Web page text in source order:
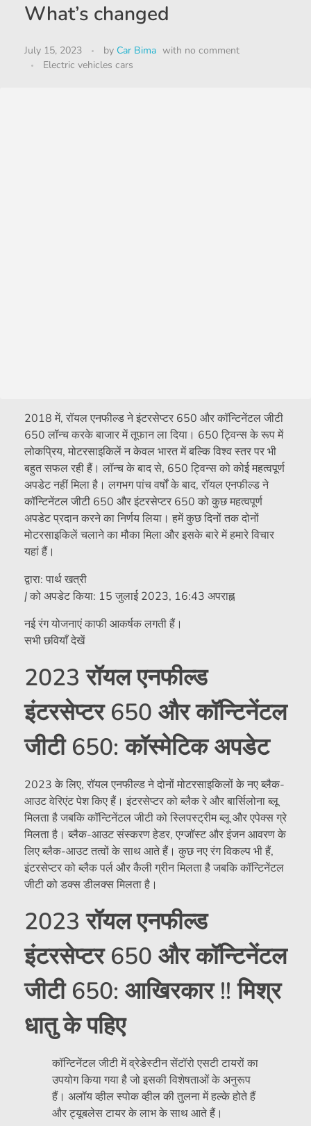
What’s changed
July 15, 2023 by Car Bima with no comment
Electric vehicles cars
2018 में, रॉयल एनफील्ड ने इंटरसेप्टर 650 और कॉन्टिनेंटल जीटी
650 लॉन्च करके बाजार में तूफान ला दिया। 650 ट्विन्स के रूप में
लोकप्रिय, मोटरसाइकिलें न केवल भारत में बल्कि विश्व स्तर पर भी
बहुत सफल रही हैं। लॉन्च के बाद से, 650 ट्विन्स को कोई महत्वपूर्ण
अपडेट नहीं मिला है। लगभग पांच वर्षों के बाद, रॉयल एनफील्ड ने
कॉन्टिनेंटल जीटी 650 और इंटरसेप्टर 650 को कुछ महत्वपूर्ण
अपडेट प्रदान करने का निर्णय लिया। हमें कुछ दिनों तक दोनों
मोटरसाइकिलें चलाने का मौका मिला और इसके बारे में हमारे विचार
यहां हैं।
द्वारा: पार्थ खत्री
|को अपडेट किया: 15 जुलाई 2023, 16:43 अपराह्न
नई रंग योजनाएं काफी आकर्षक लगती हैं।
सभी छवियाँ देखें
2023 रॉयल एनफील्ड
इंटरसेप्टर 650 और कॉन्टिनेंटल
जीटी 650: कॉस्मेटिक अपडेट
2023 के लिए, रॉयल एनफील्ड ने दोनों मोटरसाइकिलों के नए ब्लैक-
आउट वेरिएंट पेश किए हैं। इंटरसेप्टर को ब्लैक रे और बार्सिलोना ब्लू
मिलता है जबकि कॉन्टिनेंटल जीटी को स्लिपस्ट्रीम ब्लू और एपेक्स ग्रे
मिलता है। ब्लैक-आउट संस्करण हेडर, एग्जॉस्ट और इंजन आवरण के
लिए ब्लैक-आउट तत्वों के साथ आते हैं। कुछ नए रंग विकल्प भी हैं,
इंटरसेप्टर को ब्लैक पर्ल और कैली ग्रीन मिलता है जबकि कॉन्टिनेंटल
जीटी को डक्स डीलक्स मिलता है।
2023 रॉयल एनफील्ड
इंटरसेप्टर 650 और कॉन्टिनेंटल
जीटी 650: आखिरकार !! मिश्र
धातु के पहिए
कॉन्टिनेंटल जीटी में व्रेडेस्टीन सेंटॉरो एसटी टायरों का
उपयोग किया गया है जो इसकी विशेषताओं के अनुरूप
हैं। अलॉय व्हील स्पोक व्हील की तुलना में हल्के होते हैं
और ट्यूबलेस टायर के लाभ के साथ आते हैं।